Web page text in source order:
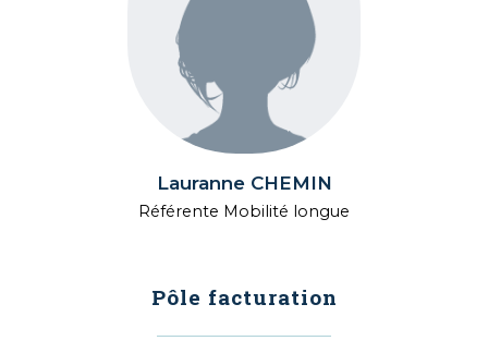
Lauranne CHEMIN
Référente Mobilité longue
Pôle facturation